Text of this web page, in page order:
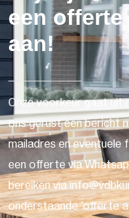
een offerte
aan!
Onze voorkeur gaat uit
ons gerust een bericht
mailadres en
een offerte via
bereiken via
onderstaande 'offerte